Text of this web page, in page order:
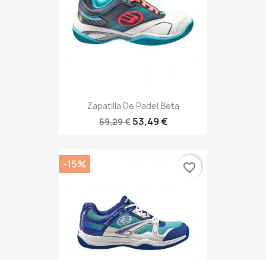
Zapatilla De Padel Beta
59,29 € 53,49 €
-15% favorite_border